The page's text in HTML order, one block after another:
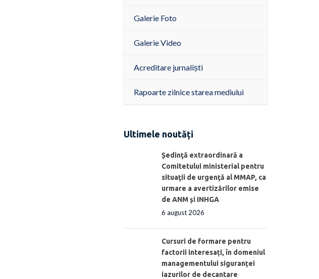
Galerie Foto
Galerie Video
Acreditare jurnaliști
Rapoarte zilnice starea mediului
Ultimele noutăți
Ședinţă extraordinară a
Comitetului ministerial pentru
situaţii de urgenţă al MMAP, ca
urmare a avertizărilor emise
de ANM și INHGA
6 august 2026
Cursuri de formare pentru
factorii interesați, în domeniul
managementului siguranței
iazurilor de decantare